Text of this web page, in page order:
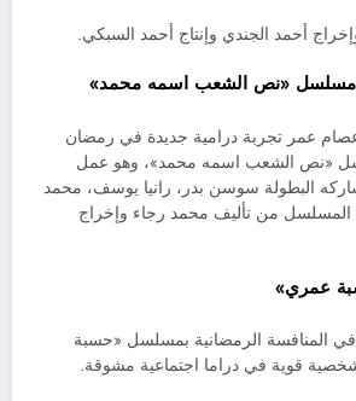
أحمد الجندي وإنتاج أحمد السبكي.
عمر تجربة درامية جديدة في رمضان
«نص الشعب اسمه محمد»، وهو عمل
حلقة يشاركه البطولة سوسن بدر، رانيا يوسف، محمد
المسلسل من تأليف محمد رجاء وإخراج
في المنافسة الرمضانية بمسلسل «حسبة
قوية في دراما اجتماعية مشوقة.